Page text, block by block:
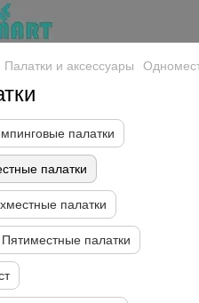
Палатки и аксессуары
палатки
палатки
палатки
Пятиместные палатки